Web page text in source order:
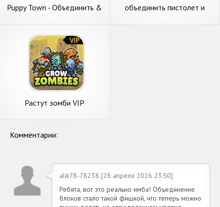
Puppy Town - Объединить &
объединить пистолет и
Растут зомби VIP
Комментарии:
alik78-78238 [28 апреля 2026 23:50]
Ребята, вот это реально имба! Объединение
блоков стало такой фишкой, что теперь можно